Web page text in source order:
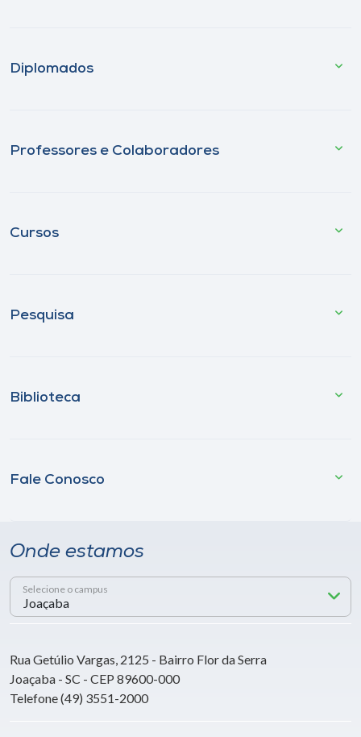
Diplomados
Professores e Colaboradores
Cursos
Pesquisa
Biblioteca
Fale Conosco
Onde estamos
Selecione o campus
Rua Getúlio Vargas, 2125 - Bairro Flor da Serra
Joaçaba - SC - CEP 89600-000
Telefone (49) 3551-2000